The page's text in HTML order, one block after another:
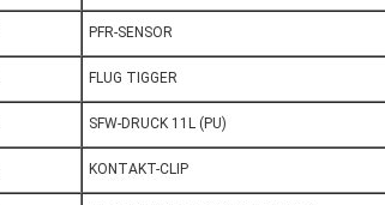
PFR-SENSOR
FLUG TIGGER
SFW-DRUCK 11L (PU)
KONTAKT-CLIP